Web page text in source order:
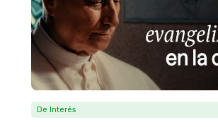
De Interés